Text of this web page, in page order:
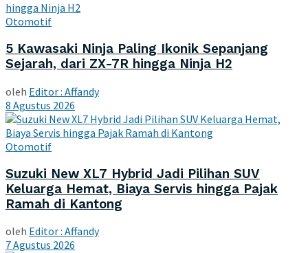
Otomotif
5 Kawasaki Ninja Paling Ikonik Sepanjang
Sejarah, dari ZX-7R hingga Ninja H2
oleh Editor : Affandy
8 Agustus 2026
Otomotif
Suzuki New XL7 Hybrid Jadi Pilihan SUV
Keluarga Hemat, Biaya Servis hingga Pajak
Ramah di Kantong
oleh Editor : Affandy
7 Agustus 2026